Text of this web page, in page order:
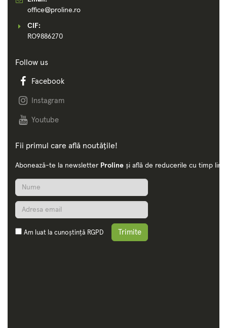
office@proline.ro
CIF:
RO9886270
Follow us
Facebook
Instagram
Youtube
Fii primul care află noutățile!
Abonează-te la newsletter Proline și află de reducerile cu timp
Am luat la cunoștință RGPD Trimite